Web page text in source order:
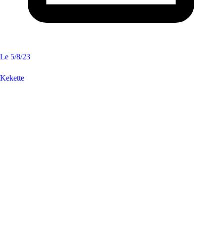
Le 5/8/23
Kekette